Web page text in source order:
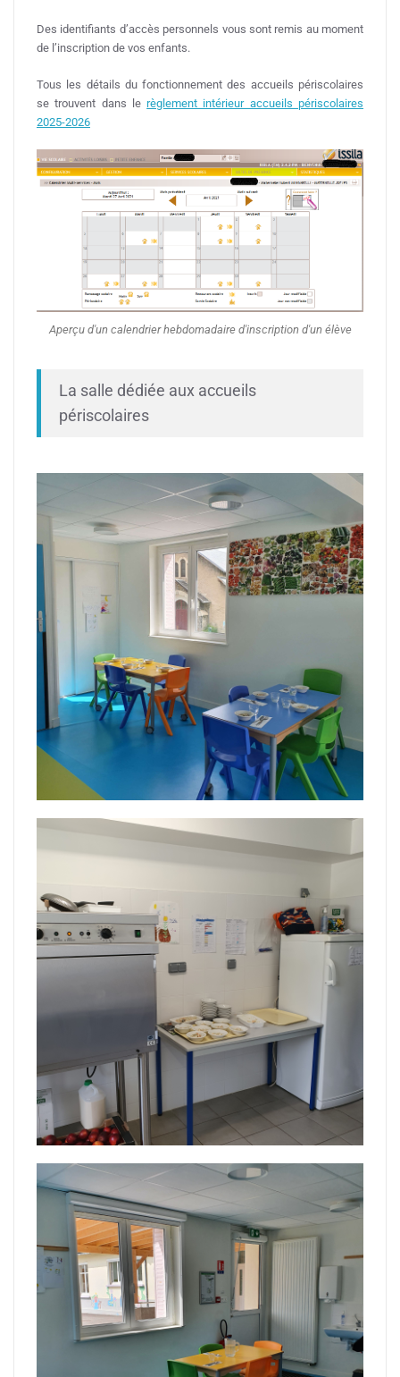
Des identifiants d’accès personnels vous sont remis au moment
de l’inscription de vos enfants.
Tous les détails du fonctionnement des accueils périscolaires
se trouvent dans lerèglement intérieur accueils périscolaires
2025-2026
Aperçu d'un calendrier hebdomadaire d'inscription d'un élève
La salle dédiée aux accueils
périscolaires